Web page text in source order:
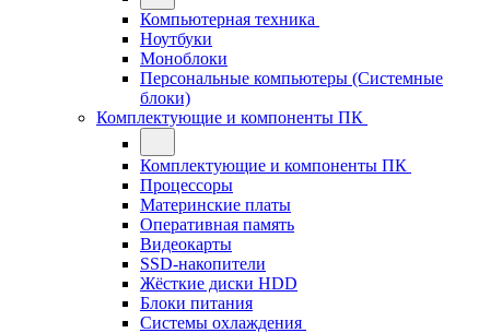
Компьютерная техника
Ноутбуки
Моноблоки
Персональные компьютеры (Системные
блоки)
Комплектующие и компоненты ПК
Комплектующие и компоненты ПК
Процессоры
Материнские платы
Оперативная память
Видеокарты
SSD-накопители
Жёсткие диски HDD
Блоки питания
Системы охлаждения